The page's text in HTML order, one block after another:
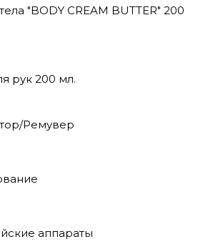
"BODY CREAM BUTTER" 200
рук 200 мл.
Ремувер
аппараты